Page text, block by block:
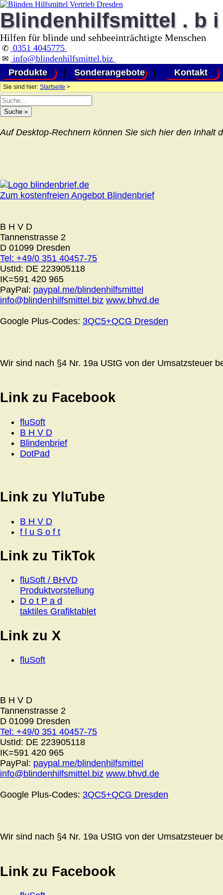
Blindenhilfsmittel . b i
Hilfen für blinde und sehbeeinträchtigte Menschen
✆ 0351 4045775
✉ info@blindenhilfsmittel.biz
Produkte
Sonderangebote Kontakt
Sie sind hier: Startseite >
Auf Desktop-Rechnern können Sie sich hier den Inhalt
Zum kostenfreien Angebot Blindenbrief
B H V D
Tannenstrasse 2
D 01099 Dresden
Tel: +49/0 351 40457-75
UstId: DE 223905118
IK=591 420 965
PayPal: paypal.me/blindenhilfsmittel
info@blindenhilfsmittel.biz www.bhvd.de
Google Plus-Codes: 3QC5+QCG Dresden
Wir sind nach §4 Nr. 19a UStG von der Umsatzsteuer
Link zu Facebook
fluSoft
B H V D
Blindenbrief
DotPad
Link zu YluTube
B H V D
f l u S o f t
Link zu TikTok
fluSoft / BHVD
Produktvorstellung
D o t P a d
taktiles Grafiktablet
Link zu X
fluSoft
B H V D
Tannenstrasse 2
D 01099 Dresden
Tel: +49/0 351 40457-75
UstId: DE 223905118
IK=591 420 965
PayPal: paypal.me/blindenhilfsmittel
info@blindenhilfsmittel.biz www.bhvd.de
Google Plus-Codes: 3QC5+QCG Dresden
Wir sind nach §4 Nr. 19a UStG von der Umsatzsteuer
Link zu Facebook